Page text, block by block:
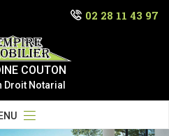
02 28 11 43 97
COUTON
Droit Notarial